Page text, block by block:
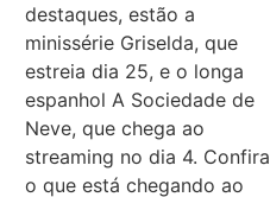
destaques, estão a
minissérie Griselda, que
estreia dia 25, e o longa
espanhol A Sociedade de
Neve, que chega ao
streaming no dia 4. Confira
o que está chegando ao